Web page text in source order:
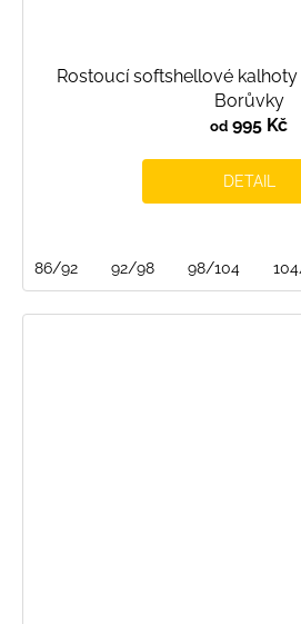
Rostoucí softshellové
Borůvky
od 995 Kč
DETAIL
86/92 92/98 98/104